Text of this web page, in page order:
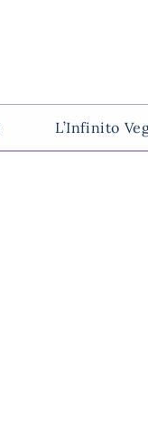
L’Infinito